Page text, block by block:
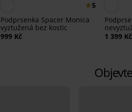
5
Podprsenka Spacer Monica
vyztužená bez kostic
999 Kč
1 399 Kč